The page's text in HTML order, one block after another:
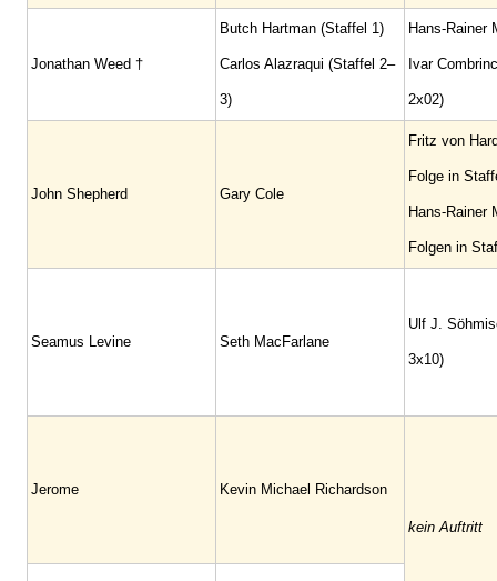
Jonathan Weed †
Butch Hartman (Staffel 1)
Carlos Alazraqui (Staffel 2–
3)
Hans-Rainer
Ivar
2x02)
John Shepherd Gary Cole
Fritz von
Folge in
Hans-Rainer
Folgen in
Seamus Levine Seth MacFarlane
Ulf J.
3x10)
Jerome Kevin Michael Richardson
kein Auftritt